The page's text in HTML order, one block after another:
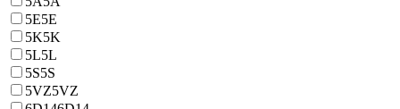
5E5E
5K5K
5L5L
5S5S
5VZ5VZ